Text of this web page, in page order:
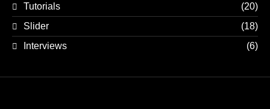
Tutorials
(20)
Slider
(18)
Interviews
(6)